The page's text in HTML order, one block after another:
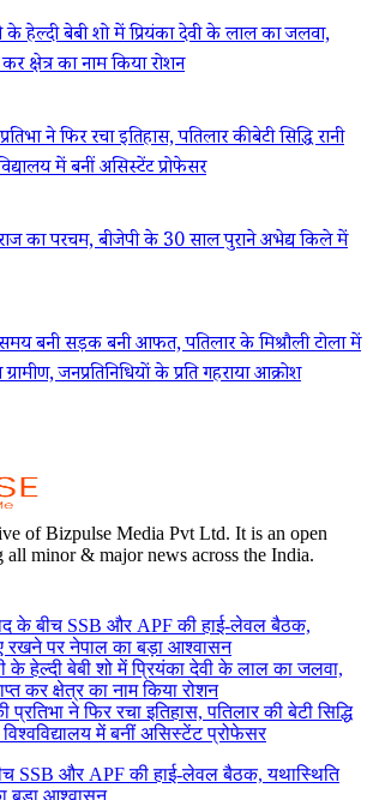
के हेल्दी बेबी शो में प्रियंका देवी के लाल का जलवा,
कर क्षेत्र का नाम किया रोशन
ने फिर रचा इतिहास, पतिलार की बेटी सिद्धि रानी
में बनीं असिस्टेंट प्रोफेसर
का परचम, बीजेपी के 30 साल पुराने अभेद्य किले में
बनी सड़क बनी आफत, पतिलार के मिश्रौली टोला में
जनप्रतिनिधियों के प्रति गहराया आक्रोश
of Bizpulse Media Pvt Ltd. It is an open
all minor & major news across the India.
के बीच SSB और APF की हाई-लेवल बैठक,
रखने पर नेपाल का बड़ा आश्वासन
के हेल्दी बेबी शो में प्रियंका देवी के लाल का जलवा,
कर क्षेत्र का नाम किया रोशन
ने फिर रचा इतिहास, पतिलार की बेटी सिद्धि
में बनीं असिस्टेंट प्रोफेसर
SSB और APF की हाई-लेवल बैठक, यथास्थिति
बड़ा आश्वासन